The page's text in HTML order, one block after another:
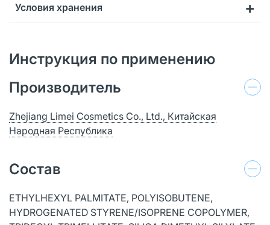
Условия хранения
Инструкция по применению
Производитель
Zhejiang Limei Cosmetics Co., Ltd., Китайская
Народная Республика
Состав
ETHYLHEXYL PALMITATE, POLYISOBUTENE,
HYDROGENATED STYRENE/ISOPRENE COPOLYMER,